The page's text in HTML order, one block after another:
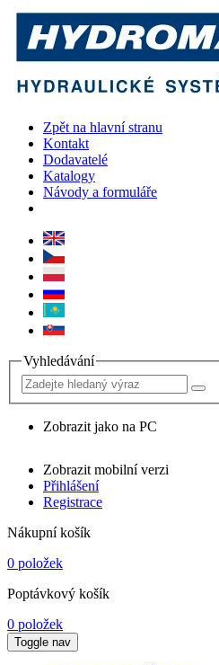
Zpět na hlavní stranu
Kontakt
Dodavatelé
Katalogy
Návody a formuláře
Vyhledávání
Zobrazit jako na PC
Zobrazit mobilní verzi
Přihlášení
Registrace
Nákupní košík
0 položek
Poptávkový košík
0 položek
Toggle nav